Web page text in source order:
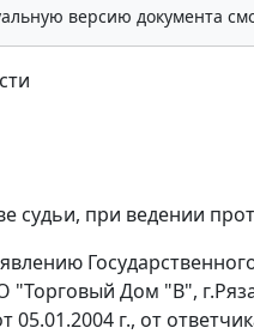
версию документа
судьи, при ведении
Дом "В",
05.01.2004 г., от